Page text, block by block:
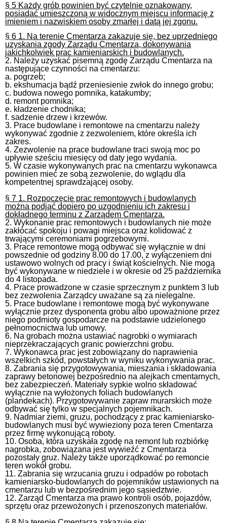
§ 5 Każdy grób powinien być czytelnie oznakowany,
posiadać umieszczoną w widocznym miejscu informację z
imieniem i nazwiskiem osoby zmarłej i datą jej zgonu.
§ 6 1. Na terenie Cmentarza zakazuje się, bez uprzedniego
uzyskania zgody Zarządu Cmentarza, dokonywania
jakichkolwiek prac kamieniarskich i budowlanych.
2. Należy uzyskać pisemną zgodę Zarządu Cmentarza na
następujące czynności na cmentarzu:
a. pogrzeb;
b. ekshumacja bądź przeniesienie zwłok do innego grobu;
c. budowa nowego pomnika, katakumby;
d. remont pomnika;
e. kładzenie chodnika;
f. sadzenie drzew i krzewów.
3. Prace budowlane i remontowe na cmentarzu należy
wykonywać zgodnie z zezwoleniem, które określa ich
zakres.
4. Zezwolenie na prace budowlane traci swoją moc po
upływie sześciu miesięcy od daty jego wydania.
5. W czasie wykonywanych prac na cmentarzu wykonawca
powinien mieć ze sobą zezwolenie, do wglądu dla
kompetentnej sprawdzającej osoby.
§ 7 1. Rozpoczęcie prac remontowych i budowlanych
można podjąć dopiero po uzgodnieniu ich zakresu i
dokładnego terminu z Zarządem Cmentarza.
2. Wykonanie prac remontowych i budowlanych nie może
zakłócać spokoju i powagi miejsca oraz kolidować z
trwającymi ceremoniami pogrzebowymi.
3. Prace remontowe mogą odbywać się wyłącznie w dni
powszednie od godziny 8.00 do 17.00, z wyłączeniem dni
ustawowo wolnych od pracy i świąt kościelnych. Nie mogą
być wykonywane w niedziele i w okresie od 25 października
do 4 listopada.
4. Prace prowadzone w czasie sprzecznym z punktem 3 lub
bez zezwolenia Zarządcy uważane są za nielegalne.
5. Prace budowlane i remontowe mogą być wykonywane
wyłącznie przez dysponenta grobu albo upoważnione przez
niego podmioty gospodarcze na podstawie udzielonego
pełnomocnictwa lub umowy.
6. Na grobach można ustawiać nagrobki o wymiarach
nieprzekraczających granic powierzchni grobu.
7. Wykonawca prac jest zobowiązany do naprawienia
wszelkich szkód, powstałych w wyniku wykonywania prac.
8. Zabrania się przygotowywania, mieszania i składowania
zaprawy betonowej bezpośrednio na alejkach cmentarnych,
bez zabezpieczeń. Materiały sypkie wolno składować
wyłącznie na wyłożonych foliach budowlanych
(plandekach). Przygotowywanie zapraw murarskich może
odbywać się tylko w specjalnych pojemnikach.
9. Nadmiar ziemi, gruzu, pochodzący z prac kamieniarsko-
budowlanych musi być wywieziony poza teren Cmentarza
przez firmę wykonującą roboty.
10. Osoba, która uzyskała zgodę na remont lub rozbiórkę
nagrobka, zobowiązana jest wywieźć z Cmentarza
pozostały gruz. Należy także uporządkować po remoncie
teren wokół grobu.
11. Zabrania się wrzucania gruzu i odpadów po robotach
kamieniarsko-budowlanych do pojemników ustawionych na
cmentarzu lub w bezpośrednim jego sąsiedztwie.
12. Zarząd Cmentarza ma prawo kontroli osób, pojazdów,
sprzętu oraz przewożonych i przenoszonych materiałów.